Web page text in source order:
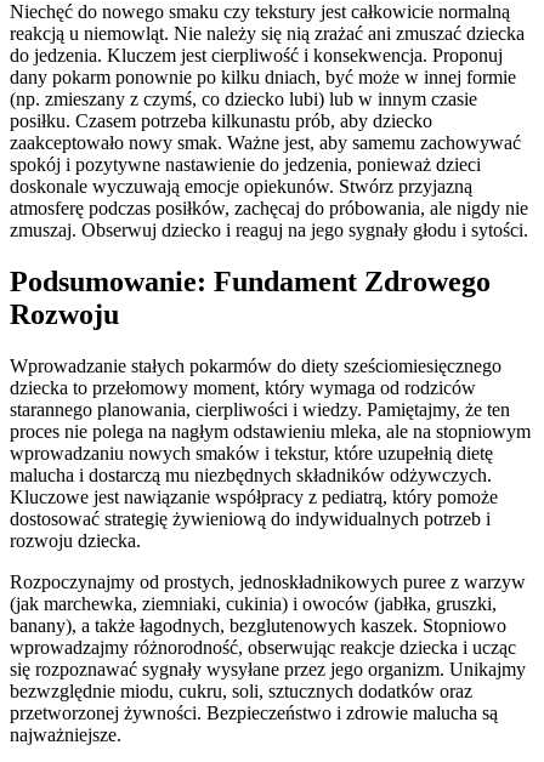
Niechęć do nowego smaku czy tekstury jest całkowicie normalną
reakcją u niemowląt. Nie należy się nią zrażać ani zmuszać dziecka
do jedzenia. Kluczem jest cierpliwość i konsekwencja. Proponuj
dany pokarm ponownie po kilku dniach, być może w innej formie
(np. zmieszany z czymś, co dziecko lubi) lub w innym czasie
posiłku. Czasem potrzeba kilkunastu prób, aby dziecko
zaakceptowało nowy smak. Ważne jest, aby samemu zachowywać
spokój i pozytywne nastawienie do jedzenia, ponieważ dzieci
doskonale wyczuwają emocje opiekunów. Stwórz przyjazną
atmosferę podczas posiłków, zachęcaj do próbowania, ale nigdy nie
zmuszaj. Obserwuj dziecko i reaguj na jego sygnały głodu i sytości.
Podsumowanie: Fundament Zdrowego
Rozwoju
Wprowadzanie stałych pokarmów do diety sześciomiesięcznego
dziecka to przełomowy moment, który wymaga od rodziców
starannego planowania, cierpliwości i wiedzy. Pamiętajmy, że ten
proces nie polega na nagłym odstawieniu mleka, ale na stopniowym
wprowadzaniu nowych smaków i tekstur, które uzupełnią dietę
malucha i dostarczą mu niezbędnych składników odżywczych.
Kluczowe jest nawiązanie współpracy z pediatrą, który pomoże
dostosować strategię żywieniową do indywidualnych potrzeb i
rozwoju dziecka.
Rozpoczynajmy od prostych, jednoskładnikowych puree z warzyw
(jak marchewka, ziemniaki, cukinia) i owoców (jabłka, gruszki,
banany), a także łagodnych, bezglutenowych kaszek. Stopniowo
wprowadzajmy różnorodność, obserwując reakcje dziecka i ucząc
się rozpoznawać sygnały wysyłane przez jego organizm. Unikajmy
bezwzględnie miodu, cukru, soli, sztucznych dodatków oraz
przetworzonej żywności. Bezpieczeństwo i zdrowie malucha są
najważniejsze.